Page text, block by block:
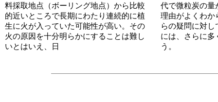
料採取地点（ボーリング地点）から比較
的近いところで長期にわたり連続的に植
生に火が入っていた可能性が高い。その
火の原因を十分明らかにすることは難し
いとはいえ、日
代で微粒炭の量
理由がよくわか
らの疑問に対
には、さらに多
う。